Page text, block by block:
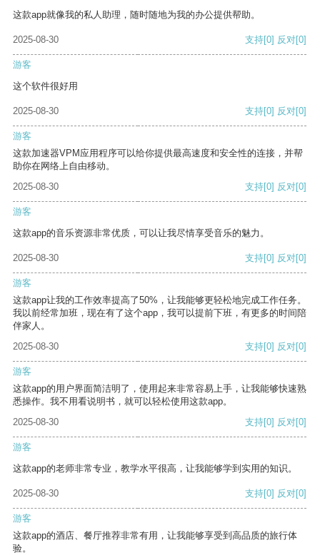
这款app就像我的私人助理，随时随地为我的办公提供帮助。
2025-08-30 支持[0] 反对[0]
游客
这个软件很好用
2025-08-30 支持[0] 反对[0]
游客
这款加速器VPM应用程序可以给你提供最高速度和安全性的连接，并帮
助你在网络上自由移动。
2025-08-30
支持[0] 反对[0]
游客
这款app的音乐资源非常优质，可以让我尽情享受音乐的魅力。
2025-08-30 支持[0] 反对[0]
游客
这款app让我的工作效率提高了50%，让我能够更轻松地完成工作任务。
我以前经常加班，现在有了这个app，我可以提前下班，有更多的时间陪
伴家人。
2025-08-30
支持[0] 反对[0]
游客
这款app的用户界面简洁明了，使用起来非常容易上手，让我能够快速熟
悉操作。我不用看说明书，就可以轻松使用这款app。
2025-08-30
支持[0] 反对[0]
游客
这款app的老师非常专业，教学水平很高，让我能够学到实用的知识。
2025-08-30 支持[0] 反对[0]
游客
这款app的酒店、餐厅推荐非常有用，让我能够享受到高品质的旅行体
验。